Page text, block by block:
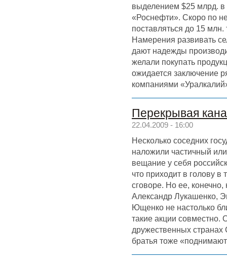
выделением $25 млрд. в
«Роснефти». Скоро по
поставляться до 15 млн.
Намерения развивать
дают надежды
желали покупать
ожидается заключение
компаниями
Перекрывая
22.04.2009 - 16:00
Несколько соседних
наложили частичный
вещание у себя
что приходит в голову в
сговоре. Но ее, конечно,
Александр Лукашенко,
Ющенко не настолько
такие акции совместно.
дружественных
братья тоже